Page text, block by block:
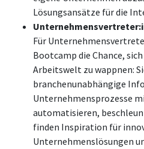
Lösungsansätze für die
Für
Bootcamp die Chance,
Arbeitswelt zu wappnen:
branchenunabhängige
Unternehmensprozesse
automatisieren,
finden Inspiration für
Unternehmenslösungen